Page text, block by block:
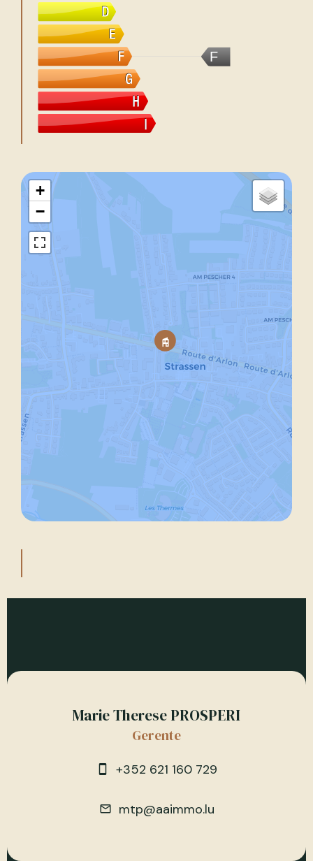
F
+
−
Marie Therese PROSPERI
Gerente
+352 621 160 729
mtp@aaimmo.lu